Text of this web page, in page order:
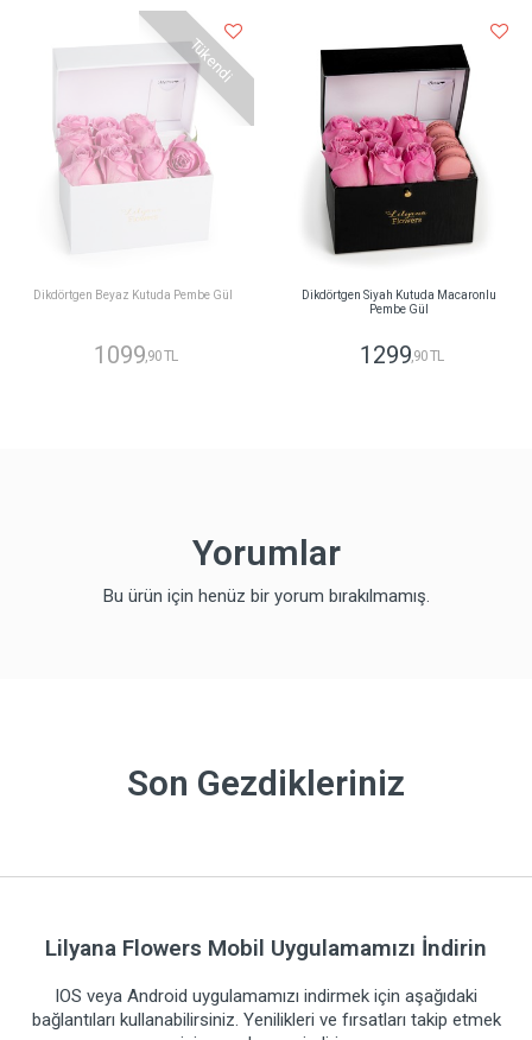
Tükendi
Dikdörtgen Beyaz Kutuda Pembe Gül
1099,90 TL
Dikdörtgen Siyah Kutuda Macaronlu
Pembe Gül
1299,90 TL
Yorumlar
Bu ürün için henüz bir yorum bırakılmamış.
Son Gezdikleriniz
Lilyana Flowers Mobil Uygulamamızı İndirin
IOS veya Android uygulamamızı indirmek için aşağıdaki
bağlantıları kullanabilirsiniz. Yenilikleri ve fırsatları takip etmek